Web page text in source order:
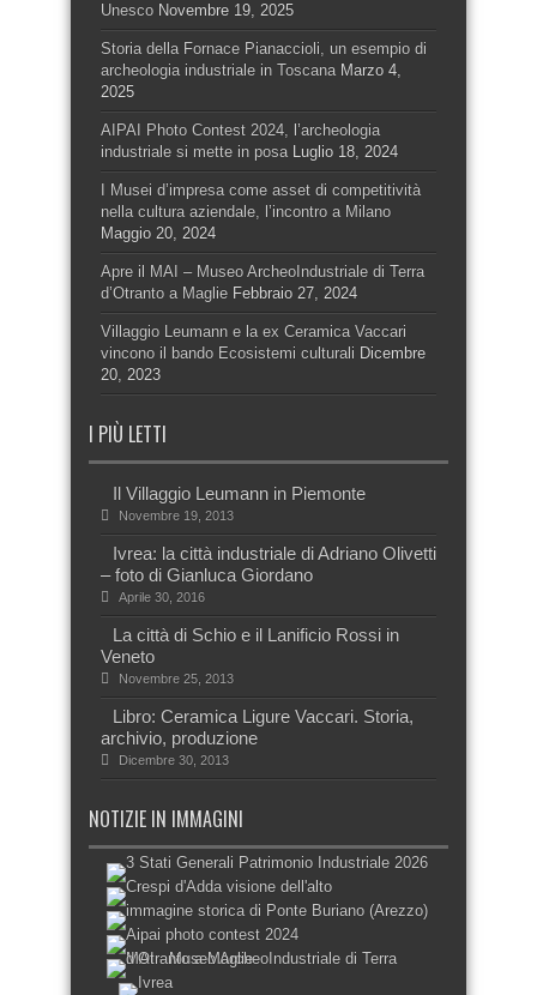
Unesco Novembre 19, 2025
Storia della Fornace Pianaccioli, un esempio di
archeologia industriale in Toscana Marzo 4,
2025
AIPAI Photo Contest 2024, l’archeologia
industriale si mette in posa Luglio 18, 2024
I Musei d’impresa come asset di competitività
nella cultura aziendale, l’incontro a Milano
Maggio 20, 2024
Apre il MAI – Museo ArcheoIndustriale di Terra
d’Otranto a Maglie Febbraio 27, 2024
Villaggio Leumann e la ex Ceramica Vaccari
vincono il bando Ecosistemi culturali Dicembre
20, 2023
I PIÙ LETTI
Il Villaggio Leumann in Piemonte
Novembre 19, 2013
Ivrea: la città industriale di Adriano Olivetti
– foto di Gianluca Giordano
Aprile 30, 2016
La città di Schio e il Lanificio Rossi in
Veneto
Novembre 25, 2013
Libro: Ceramica Ligure Vaccari. Storia,
archivio, produzione
Dicembre 30, 2013
NOTIZIE IN IMMAGINI